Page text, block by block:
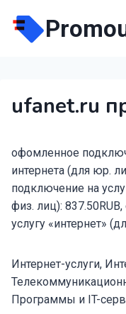
содержимому
ufanet.ru
офомленное
интернета (для юр.
подключение на
физ. лиц):
услугу «интернет»
Интернет-услуги,
Программы и IT-